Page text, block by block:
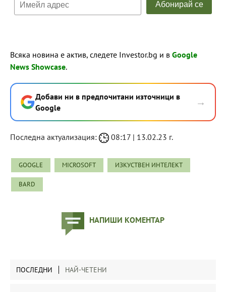
Всяка новина е актив, следете Investor.bg и в Google
News Showcase.
Добави ни в предпочитани източници в
Google
→
Последна актуализация: 08:17 | 13.02.23 г.
GOOGLE MICROSOFT ИЗКУСТВЕН ИНТЕЛЕКТ
BARD
НАПИШИ КОМЕНТАР
ПОСЛЕДНИ НАЙ-ЧЕТЕНИ